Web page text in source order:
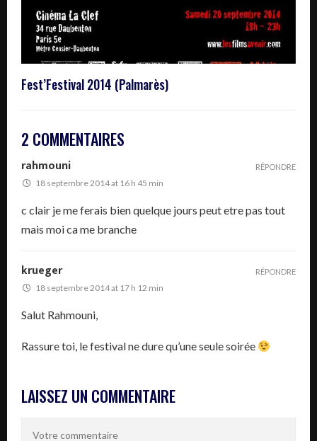
Fest’Festival 2014 (Palmarès)
2 COMMENTAIRES
rahmouni
18 septembre 2014 at 16 h 45 min
c clair je me ferais bien quelque jours peut etre pas tout
mais moi ca me branche
RÉPONDRE
krueger
18 septembre 2014 at 17 h 12 min
Salut Rahmouni,
Rassure toi, le festival ne dure qu’une seule soirée
RÉPONDRE
LAISSEZ UN COMMENTAIRE